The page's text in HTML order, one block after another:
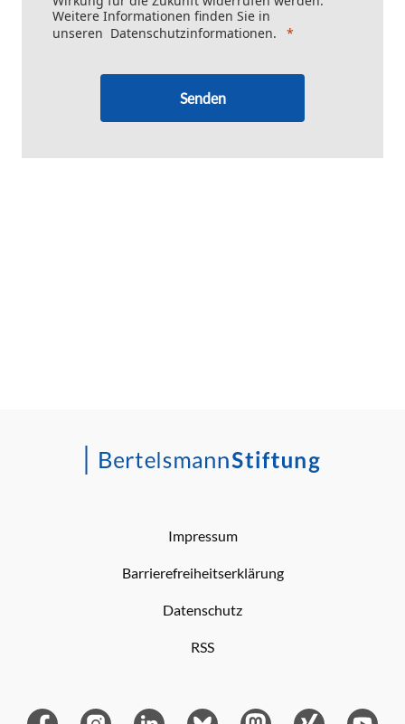
Weitere Informationen finden Sie in
unseren Datenschutzinformationen.
Senden
Impressum
Barrierefreiheitserklärung
Datenschutz
RSS